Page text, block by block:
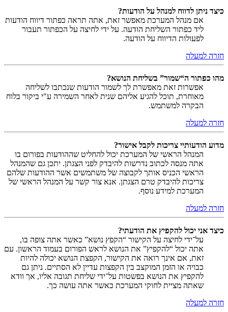
כיצד ניתן לדווח למנהל על הודעות?
אם מנהל המערכת מאפשר זאת, אתה תראה כפתור דיווח הודעות
ליד כפתור השליחת הודעה. על ידי לחיצה על הכפתור תעבור
לפעולות הדיווח על הודעה.
חזרה למעלה
מהו כפתור ה“שמור” בשליחת הנושא?
אפשרות זאת מאפשרת לך לשמור הודעות שנכתבו לשליחה
מאוחרת, תוכל להגיע אליהם שנית לאחר השמירה ע"י ביקור בלוח
הבקרה למשתמש.
חזרה למעלה
מדוע הודעותיי צריכות לקבל אישור?
המנהל הראשי של המערכת יכול להחליט שההודעות בפורום בו
אתה מנסה לכתוב נדרשות להיבדק לפני הצגתן. יתכן גם שהמנהל
הראשי הכניס אותך לקבוצה של משתמשים אשר ההודעות שלהם
צריכות להיבדק טרם הצגתן. אנא צור קשר על המנהל הראשי של
המערכת למידע נוסף.
חזרה למעלה
כיצד אני יכול להקפיץ את הודעתי?
על־ידי לחיצה על הקישור “הקפץ נושא” כאשר אתה צופה בו,
אתה יכול “להקפיץ” את הנושא לראש הפורום בעמוד הראשון. עם
זאת, אם אינך רואה את הקישור, הקפצת הנושא יכולה להיות
כבויה או הזמן המוקצב בין הקפצות עדיין לא הסתיים. ניתן גם
להקפיץ את הנושא בפשטות על־ידי שליחת תגובה אליו, אך וודא
שאתה מציית לחוקי המערכת כאשר אתה עושה כך.
חזרה למעלה